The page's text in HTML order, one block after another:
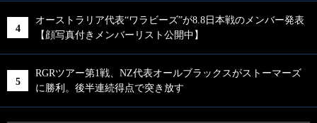
オーストラリア代表“ワラビーズ”が8.8日本戦のメンバー発表
【顔写真付きメンバーリスト公開中】
RGRツアー第1戦、NZ代表オールブラックスがストーマーズ
に勝利。後半連続得点で突き放す